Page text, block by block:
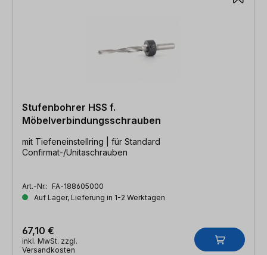
Stufenbohrer HSS f.
Möbelverbindungsschrauben
mit Tiefeneinstellring | für Standard
Confirmat-/Unitaschrauben
Art.-Nr.: FA-188605000
Auf Lager, Lieferung in 1-2 Werktagen
67,10 €
inkl. MwSt. zzgl.
Versandkosten